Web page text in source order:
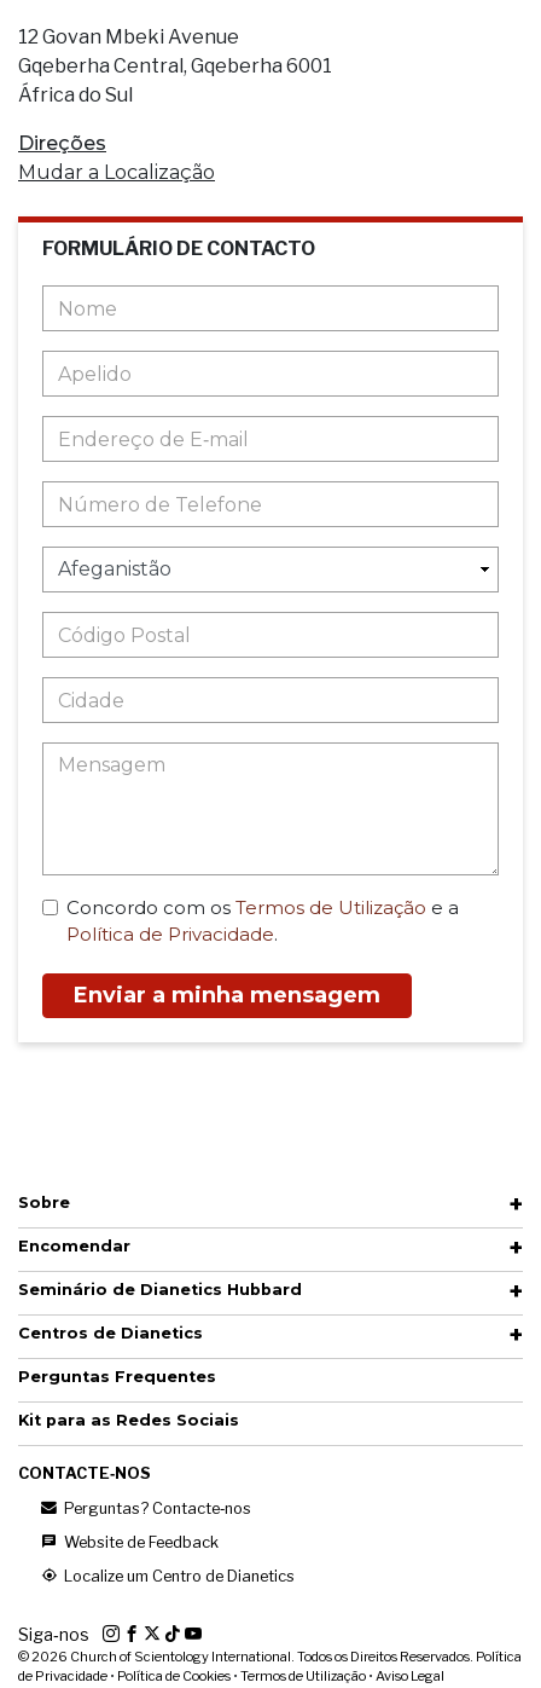
12 Govan Mbeki Avenue
Gqeberha Central, Gqeberha 6001
África do Sul
Direções
Mudar a Localização
FORMULÁRIO DE CONTACTO
Concordo com os Termos de Utilização e a
Política de Privacidade.
Enviar a minha mensagem
Sobre
Encomendar
Seminário de Dianetics Hubbard
Centros de Dianetics
Perguntas Frequentes
Kit para as Redes Sociais
CONTACTE‑NOS
Perguntas? Contacte‑nos
Website de Feedback
Localize um Centro de Dianetics
Siga‑nos
© 2026 Church of Scientology International. Todos os Direitos Reservados. Política
de Privacidade • Política de Cookies • Termos de Utilização • Aviso Legal